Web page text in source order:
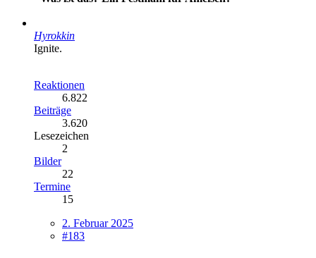
Hyrokkin
Ignite.
Reaktionen
6.822
Beiträge
3.620
Lesezeichen
2
Bilder
22
Termine
15
2. Februar 2025
#183